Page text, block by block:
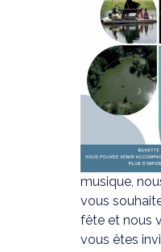
musique,
vous
fête et nous
vous êtes